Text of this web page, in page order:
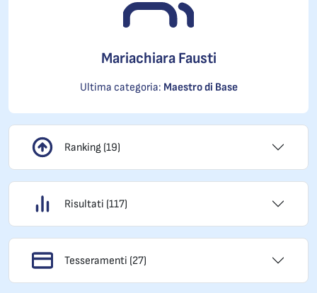
Mariachiara Fausti
Ultima categoria: Maestro di Base
Ranking (19)
Risultati (117)
Tesseramenti (27)